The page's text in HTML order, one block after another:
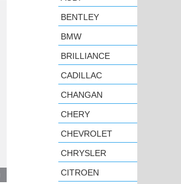
BENTLEY
BMW
BRILLIANCE
CADILLAC
CHANGAN
CHERY
CHEVROLET
CHRYSLER
CITROEN